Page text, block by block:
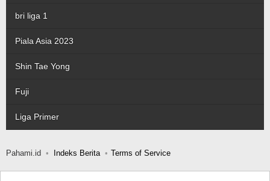
bri liga 1
Piala Asia 2023
Shin Tae Yong
Fuji
Liga Primer
Pahami.id Indeks Berita Terms of Service